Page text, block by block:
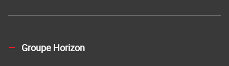
Groupe Horizon